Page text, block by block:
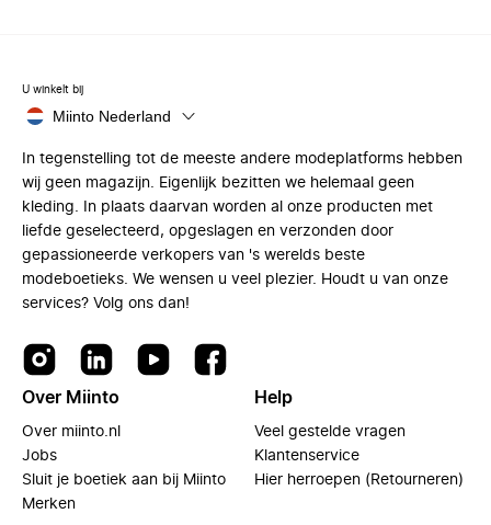
U winkelt bij
Miinto Nederland
In tegenstelling tot de meeste andere modeplatforms hebben
wij geen magazijn. Eigenlijk bezitten we helemaal geen
kleding. In plaats daarvan worden al onze producten met
liefde geselecteerd, opgeslagen en verzonden door
gepassioneerde verkopers van 's werelds beste
modeboetieks. We wensen u veel plezier. Houdt u van onze
services? Volg ons dan!
Over Miinto
Over miinto.nl
Jobs
Sluit je boetiek aan bij Miinto
Merken
Help
Veel gestelde vragen
Klantenservice
Hier herroepen (Retourneren)